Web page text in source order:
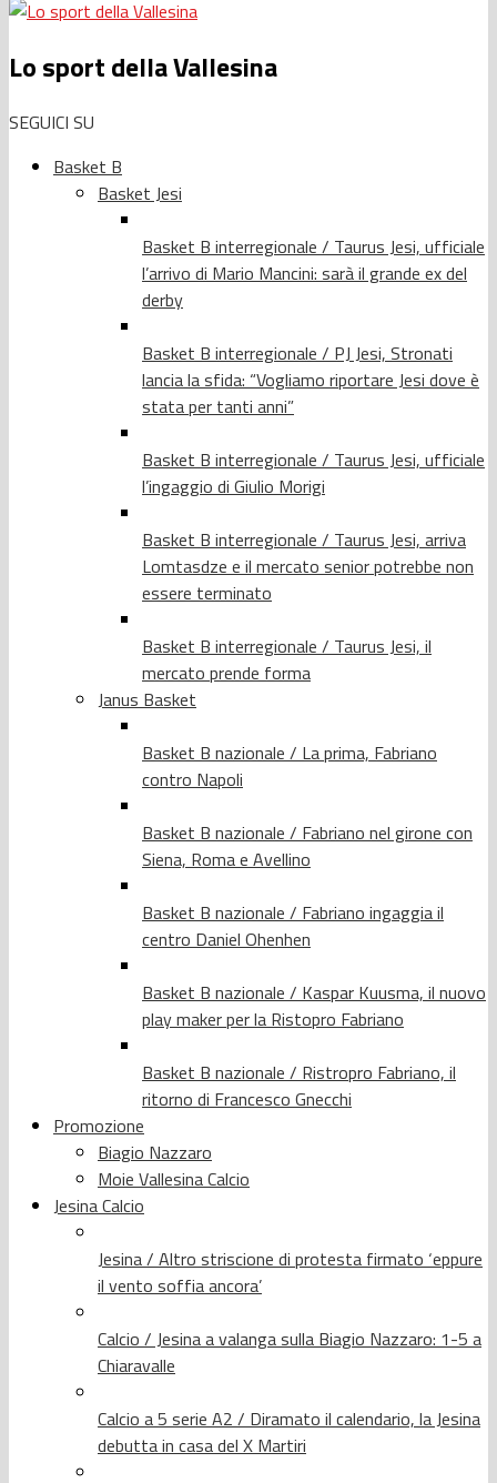
Lo sport della Vallesina
SEGUICI SU
Basket B
Basket Jesi
Basket B interregionale / Taurus Jesi, ufficiale
l’arrivo di Mario Mancini: sarà il grande ex del
derby
Basket B interregionale / PJ Jesi, Stronati
lancia la sfida: “Vogliamo riportare Jesi dove è
stata per tanti anni”
Basket B interregionale / Taurus Jesi, ufficiale
l’ingaggio di Giulio Morigi
Basket B interregionale / Taurus Jesi, arriva
Lomtasdze e il mercato senior potrebbe non
essere terminato
Basket B interregionale / Taurus Jesi, il
mercato prende forma
Janus Basket
Basket B nazionale / La prima, Fabriano
contro Napoli
Basket B nazionale / Fabriano nel girone con
Siena, Roma e Avellino
Basket B nazionale / Fabriano ingaggia il
centro Daniel Ohenhen
Basket B nazionale / Kaspar Kuusma, il nuovo
play maker per la Ristopro Fabriano
Basket B nazionale / Ristropro Fabriano, il
ritorno di Francesco Gnecchi
Promozione
Biagio Nazzaro
Moie Vallesina Calcio
Jesina Calcio
Jesina / Altro striscione di protesta firmato ‘eppure
il vento soffia ancora’
Calcio / Jesina a valanga sulla Biagio Nazzaro: 1-5 a
Chiaravalle
Calcio a 5 serie A2 / Diramato il calendario, la Jesina
debutta in casa del X Martiri